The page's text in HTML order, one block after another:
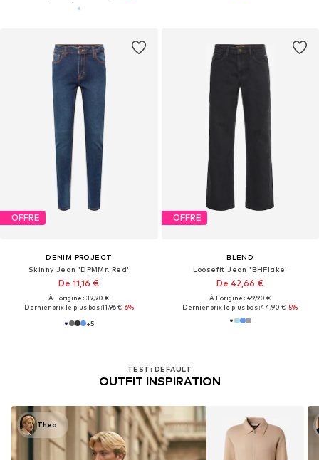
OFFRE
DENIM PROJECT
Skinny Jean 'DPMMr. Red'
De 11,16 €
À l'origine : 39,90 €
Dernier prix le plus bas :11,96 €-6%
+5
TEST: DEFAULT
OUTFIT INSPIRATION
Theo
OFFRE
BLEND
Loosefit Jean 'BHFlake'
De 42,66 €
À l'origine : 49,90 €
Dernier prix le plus bas :44,90 €-5%